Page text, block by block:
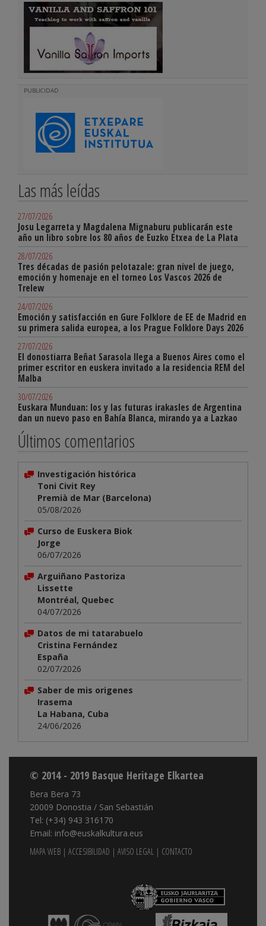
PUBLICIDAD
Las más leídas
27/07/2026
Josu Legarreta y Magdalena Mignaburu publicarán este
año un libro sobre los 80 años de Euzko Etxea de La Plata
28/07/2026
Tres décadas de pasión pelotazale: gran nivel de juego,
emoción y homenaje en el torneo Los Vascos 2026 de
Trelew
24/07/2026
Emoción y satisfacción en Gure Folklore de EE de Madrid en
su primera salida europea, a los Prague Folklore Days 2026
27/07/2026
El donostiarra Beñat Sarasola llega a Buenos Aires como el
primer escritor en euskera invitado a la residencia REM del
Malba
30/07/2026
Euskara Munduan: los y las futuras irakasles de Argentina
dan un nuevo paso en Bahía Blanca, mirando ya a Lazkao
Últimos comentarios
Investigación histórica
Toni Civit Rey
Premià de Mar (Barcelona)
05/08/2026
Curso de Euskera Biok
Jorge
06/07/2026
Arguiñano Pastoriza
Lissette
Montréal, Quebec
04/07/2026
Datos de mi tatarabuelo
Cristina Fernández
España
02/07/2026
Saber de mis origenes
Irasema
La Habana, Cuba
24/06/2026
© 2014 - 2019 Basque Heritage Elkartea
Bera Bera 73
20009 Donostia / San Sebastián
Tel: (+34) 943 316170
Email: info@euskalkultura.eus
MAPA WEB | ACCESIBILIDAD | AVISO LEGAL | CONTACTO